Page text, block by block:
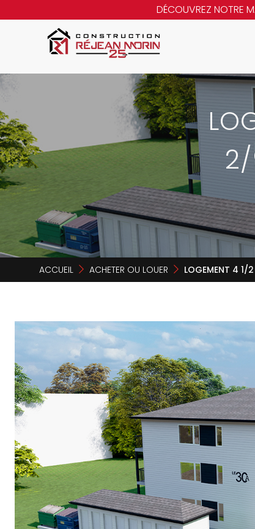
DÉCOUVREZ NOTRE
2/
ACCUEIL ACHETER OU LOUER LOGEMENT 4 1/